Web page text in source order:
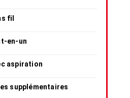
fil
en-un
aspiration
supplémentaires